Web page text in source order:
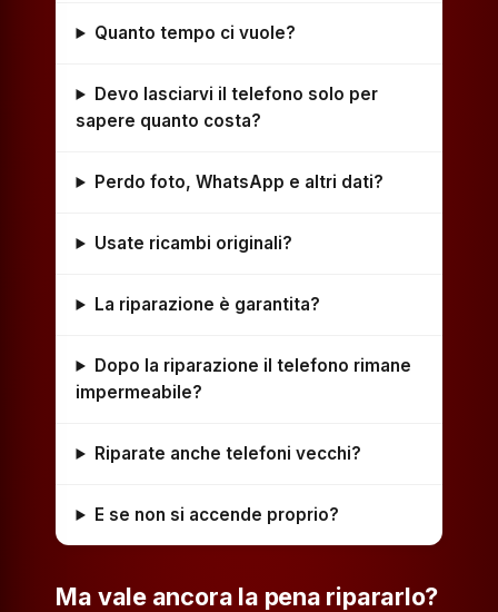
Quanto tempo ci vuole?
Devo lasciarvi il telefono solo per
sapere quanto costa?
Perdo foto, WhatsApp e altri dati?
Usate ricambi originali?
La riparazione è garantita?
Dopo la riparazione il telefono rimane
impermeabile?
Riparate anche telefoni vecchi?
E se non si accende proprio?
Ma vale ancora la pena ripararlo?